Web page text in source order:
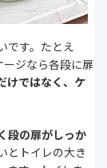
です。たとえ
ジなら各段に扉
けではなく、ケ
段の扉がしっか
とトイレの大き